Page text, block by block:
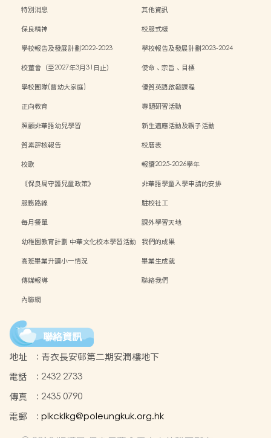
特別消息
其他資訊
保良精神
校服式樣
學校報告及發展計劃2022-2023
學校報告及發展計劃2023-2024
校董會（至2027年3月31日止）
使命、宗旨、目標
學校團隊(曹幼大家庭)
優質英語啟發課程
正向教育
專題研習活動
照顧非華語幼兒學習
新生適應活動及親子活動
質素評核報告
校曆表
校歌
報讀2025-2026學年
《保良局守護兒童政策》
非華語學童入學申請的安排
服務路線
駐校社工
每月餐單
課外學習天地
幼稚園教育計劃 中華文化校本學習活動
我們的成果
高班畢業升讀小一情況
畢業生成就
傳媒報導
聯絡我們
內聯網
聯絡資訊
地址 : 青衣長安邨第二期安潤樓地下
電話
: 2432 2733
傳真
: 2435 0790
電郵
: plkcklkg@poleungkuk.org.hk